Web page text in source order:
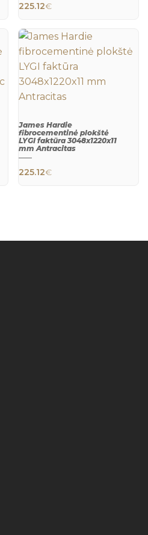
225.12€
James Hardie
fibrocementinė plokštė
LYGI faktūra 3048x1220x11
mm Antracitas
225.12€